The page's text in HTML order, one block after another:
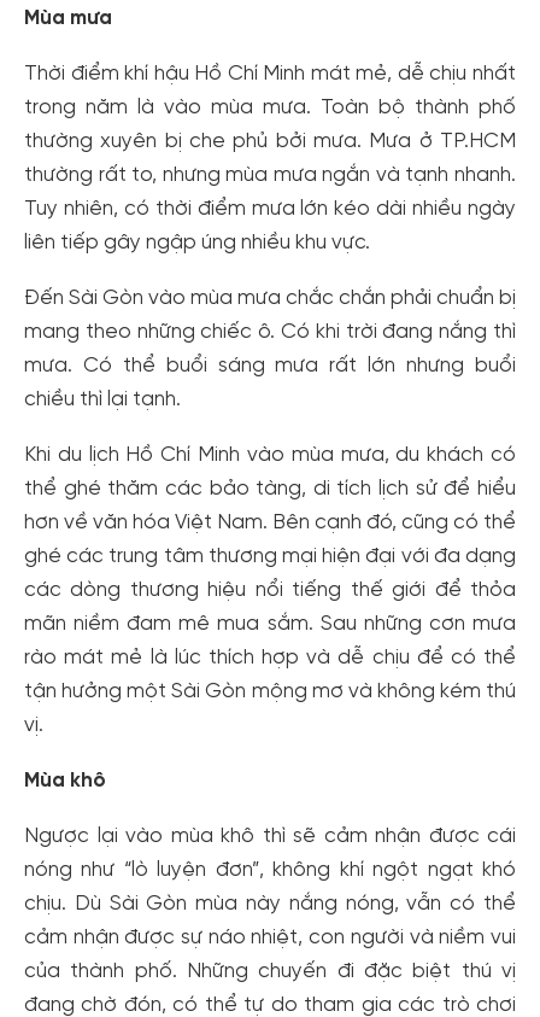
Mùa mưa
Thời điểm khí hậu Hồ Chí Minh mát mẻ, dễ chịu nhất
trong năm là vào mùa mưa. Toàn bộ thành phố
thường xuyên bị che phủ bởi mưa. Mưa ở TP.HCM
thường rất to, nhưng mùa mưa ngắn và tạnh nhanh.
Tuy nhiên, có thời điểm mưa lớn kéo dài nhiều ngày
liên tiếp gây ngập úng nhiều khu vực.
Đến Sài Gòn vào mùa mưa chắc chắn phải chuẩn bị
mang theo những chiếc ô. Có khi trời đang nắng thì
mưa. Có thể buổi sáng mưa rất lớn nhưng buổi
chiều thì lại tạnh.
Khi du lịch Hồ Chí Minh vào mùa mưa, du khách có
thể ghé thăm các bảo tàng, di tích lịch sử để hiểu
hơn về văn hóa Việt Nam. Bên cạnh đó, cũng có thể
ghé các trung tâm thương mại hiện đại với đa dạng
các dòng thương hiệu nổi tiếng thế giới để thỏa
mãn niềm đam mê mua sắm. Sau những cơn mưa
rào mát mẻ là lúc thích hợp và dễ chịu để có thể
tận hưởng một Sài Gòn mộng mơ và không kém thú
vị.
Mùa khô
Ngược lại vào mùa khô thì sẽ cảm nhận được cái
nóng như “lò luyện đơn”, không khí ngột ngạt khó
chịu. Dù Sài Gòn mùa này nắng nóng, vẫn có thể
cảm nhận được sự náo nhiệt, con người và niềm vui
của thành phố. Những chuyến đi đặc biệt thú vị
đang chờ đón, có thể tự do tham gia các trò chơi